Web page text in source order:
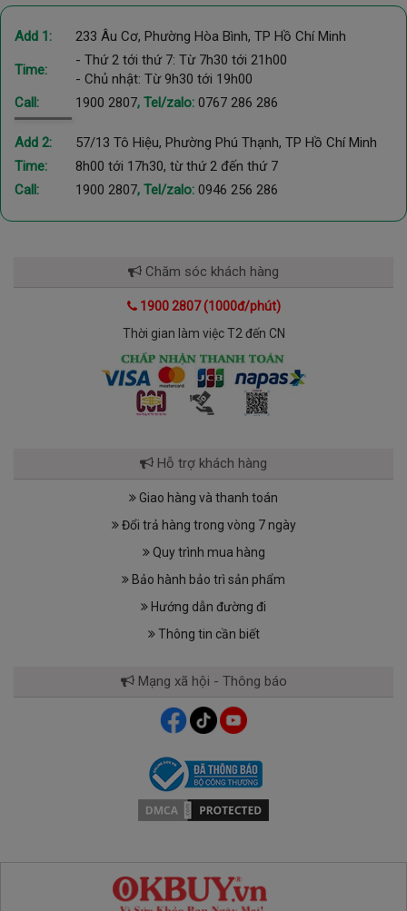
Add 1: 233 Âu Cơ, Phường Hòa Bình, TP Hồ Chí Minh
Time:
- Thứ 2 tới thứ 7: Từ 7h30 tới 21h00
- Chủ nhật: Từ 9h30 tới 19h00
Call:
1900 2807, Tel/zalo: 0767 286 286
Add 2:
57/13 Tô Hiệu, Phường Phú Thạnh, TP Hồ Chí Minh
Time:
8h00 tới 17h30, từ thứ 2 đến thứ 7
Call:
1900 2807, Tel/zalo: 0946 256 286
Chăm sóc khách hàng
1900 2807 (1000đ/phút)
Thời gian làm việc T2 đến CN
Hỗ trợ khách hàng
Giao hàng và thanh toán
Đổi trả hàng trong vòng 7 ngày
Quy trình mua hàng
Bảo hành bảo trì sản phẩm
Hướng dẫn đường đi
Thông tin cần biết
Mạng xã hội - Thông báo